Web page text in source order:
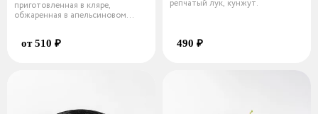
приготовленная в кляре,
обжаренная в апельсиновом
от 510 ₽
репчатый лук, кунжут.
490 ₽